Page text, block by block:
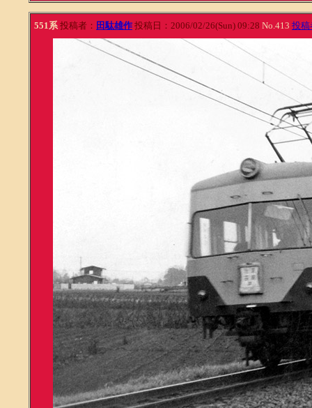
551系投稿者： 田駄雄作 投稿日：2006/02/26(Sun) 09:28 No.413 投稿